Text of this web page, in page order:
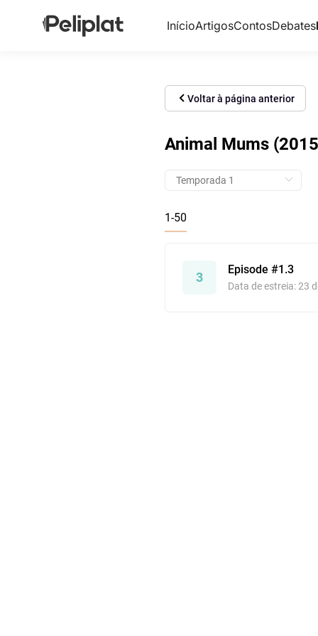
InícioArtigosContosDebates
Voltar à página anterior
Animal Mums
1-50
3
Episode #1.3
Data de estreia: 23